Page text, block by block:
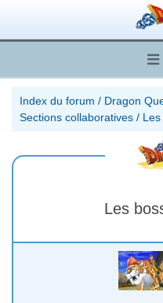
Index du forum / Dragon
Sections collaboratives /
Les